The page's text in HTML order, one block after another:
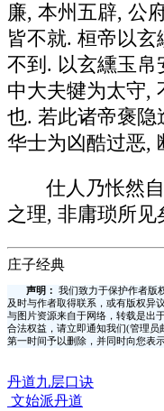
廉, 本州五辟, 公
皆不就. 桓帝以
不到. 以玄纁玉帛
中大夫犍为太守,
也. 若此诸帝褒隐
华士为凶酷过恶,
仕人乃怅然
之理, 非庸琐所见
庄子经典
声明：
我们致力于保护作者版
及时与作者取得联系，或有版权异
与图片资源来自于网络，转载是出
合法权益，请立即通知我们(管理员
第一时间予以删除，并同时向您表
丹道九层口诀
文始派丹道